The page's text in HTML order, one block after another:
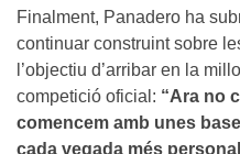
Finalment, Panadero ha
continuar construint sobre
l’objectiu d’arribar en la
competició oficial: “Ara no
comencem amb unes
cada vegada més